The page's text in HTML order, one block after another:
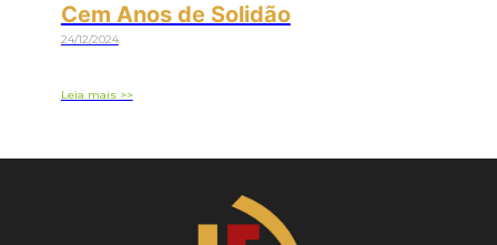
Cem Anos de Solidão
24/12/2024
Leia mais >>